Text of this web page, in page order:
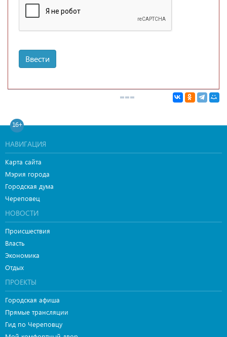
Ввести
16+
НАВИГАЦИЯ
Карта сайта
Мэрия города
Городская дума
Череповец
НОВОСТИ
Происшествия
Власть
Экономика
Отдых
ПРОЕКТЫ
Городская афиша
Прямые трансляции
Гид по Череповцу